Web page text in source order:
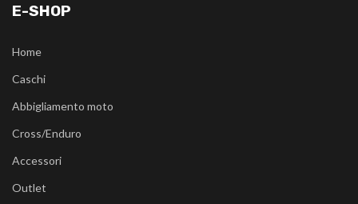
E-SHOP
Home
Caschi
Abbigliamento moto
Cross/Enduro
Accessori
Outlet